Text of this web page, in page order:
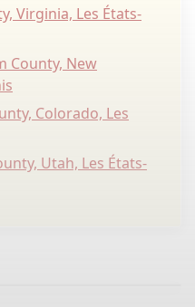
Virginia, Les États-
County, New
Colorado, Les
Utah, Les États-